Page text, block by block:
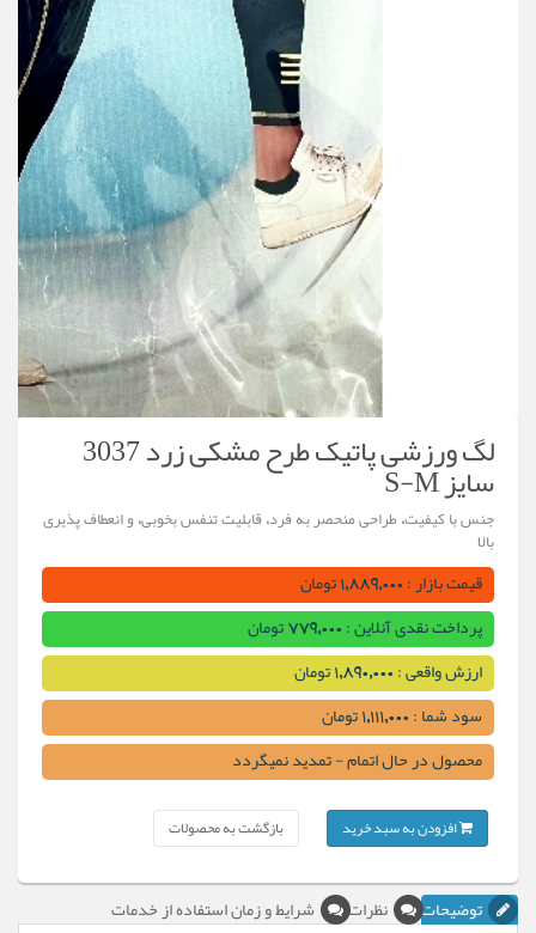
لگ ورزشی پاتیک طرح مشکی زرد 3037
سایز S-M
جنس با کیفیت، طراحی منحصر به فرد، قابلیت تنفس بخوبی، و انعطاف پذیری
بالا
قیمت بازار : 1,889,000 تومان
پرداخت نقدی آنلاین : 779,000 تومان
ارزش واقعی : 1,890,000 تومان
سود شما : 1,111,000 تومان
محصول در حال اتمام - تمدید نمیگردد
افزودن به سبد خرید بازگشت به محصولات
توضیحات نظرات شرایط و زمان استفاده از خدمات